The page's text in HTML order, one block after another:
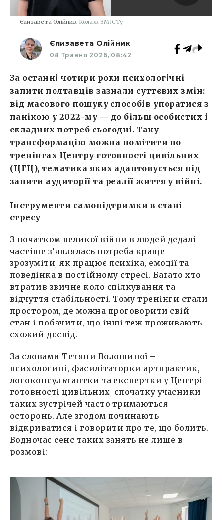
Єлизавета Олійник Колаж ЗМІСТу
Єлизавета Олійник
08 Травня 2026, 08:42
За останні чотири роки психологічні
запити полтавців зазнали суттєвих змін:
від масового пошуку способів упоратися з
панікою у 2022-му — до більш особистих і
складних потреб сьогодні. Таку
трансформацію можна помітити по
тренінгах Центру готовності цивільних
(ЦГЦ), тематика яких адаптовується під
запити аудиторії та реалії життя у війні.
Інструменти самопідтримки в стані
стресу
З початком великої війни в людей дедалі
частіше з’являлась потреба краще
зрозуміти, як працює психіка, емоції та
поведінка в постійному стресі. Багато хто
втратив звичне коло спілкування та
відчуття стабільності. Тому тренінги стали
простором, де можна проговорити свій
стан і побачити, що інші теж проживають
схожий досвід.
За словами Тетяни Волошиної –
психологині, фасилітаторки артпрактик,
логоконсультантки та експертки у Центрі
готовності цивільних, спочатку учасники
таких зустрічей часто тримаються
осторонь. Але згодом починають
відкриватися і говорити про те, що болить.
Водночас сенс таких занять не лише в
розмові: